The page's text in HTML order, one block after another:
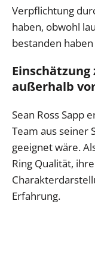
Verpflichtung
haben, obwohl
bestanden haben
außerhalb
Sean Ross Sapp
Team aus seiner
geeignet wäre.
Ring Qualität,
Erfahrung.